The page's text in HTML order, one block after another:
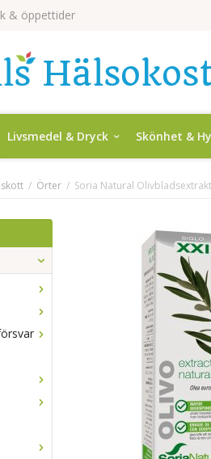
& öppettider
Livsmedel & Dryck Skönhet &
/ Örter / Soria Natural